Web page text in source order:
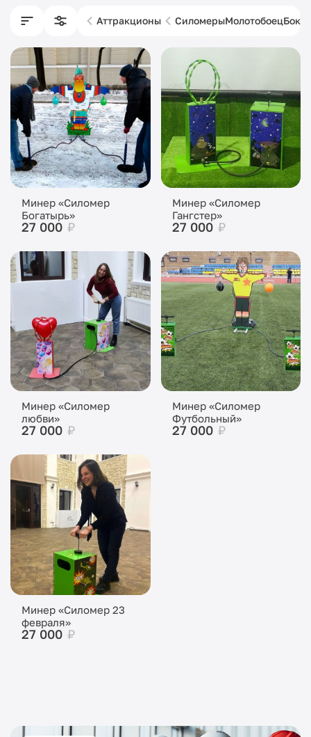
Аттракционы СиломерыМолотобоец
Минер «Силомер
Богатырь»
27 000 ₽
Минер «Силомер
Гангстер»
27 000 ₽
Минер «Силомер
любви»
27 000 ₽
Минер «Силомер
Футбольный»
27 000 ₽
Минер «Силомер 23
февраля»
27 000 ₽